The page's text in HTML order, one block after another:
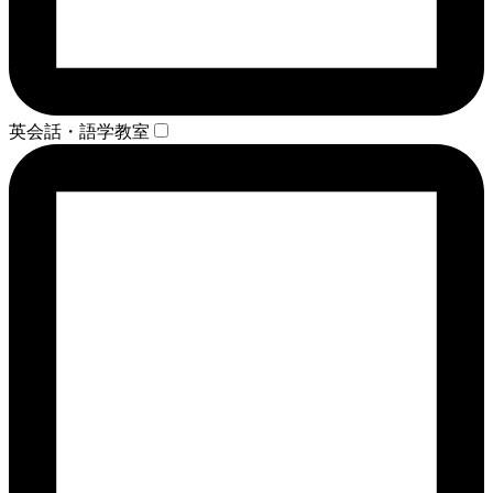
英会話・語学教室